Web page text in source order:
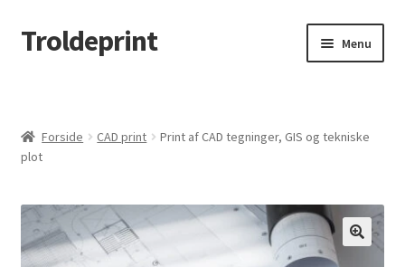
Spring
til
Spring
til
Troldeprint Menu
Min konto
Om Troldeprint
Udfold
Forside CAD print
Print af CAD tegninger, GIS og tekniske
plot